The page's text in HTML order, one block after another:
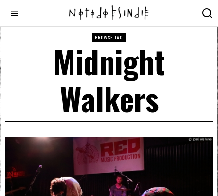
BROWSE TAG
Midnight
Walkers